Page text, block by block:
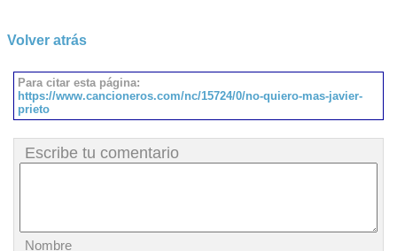
Volver atrás
Para citar esta página:
https://www.cancioneros.com/nc/15724/0/no-quiero-mas-javier-
prieto
Escribe tu comentario
Nombre